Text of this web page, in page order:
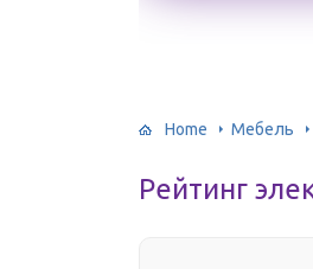
Home Мебель
Рейтинг